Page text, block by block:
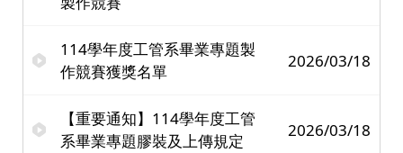
114學年度工管系畢業專題製
作競賽獲獎名單
2026/03/18
【重要通知】114學年度工管
系畢業專題膠裝及上傳規定
2026/03/18